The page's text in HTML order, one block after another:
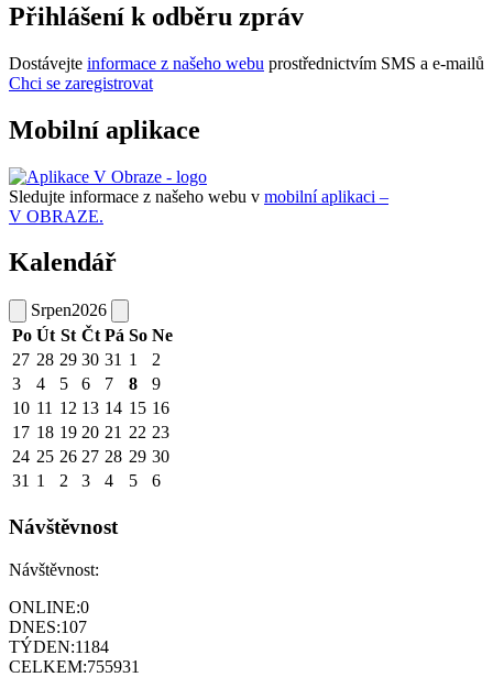
Přihlášení k odběru zpráv
Dostávejte informace z našeho webu prostřednictvím SMS a e-mailů
Chci se zaregistrovat
Mobilní aplikace
Sledujte informace z našeho webu v mobilní aplikaci –
V OBRAZE.
Kalendář
Srpen2026
Po Út St Čt Pá So Ne
27 28 29 30 31 1
2
3
4 5 6 7 8
9
10 11 12 13 14 15 16
17 18 19 20 21 22 23
24 25 26 27 28 29 30
31 1 2 3 4 5 6
Návštěvnost
Návštěvnost:
ONLINE:0
DNES:107
TÝDEN:1184
CELKEM:755931